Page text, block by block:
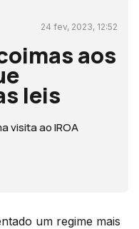
24 fev, 2023, 12:52
aos
leis
visita ao IROA
um regime mais